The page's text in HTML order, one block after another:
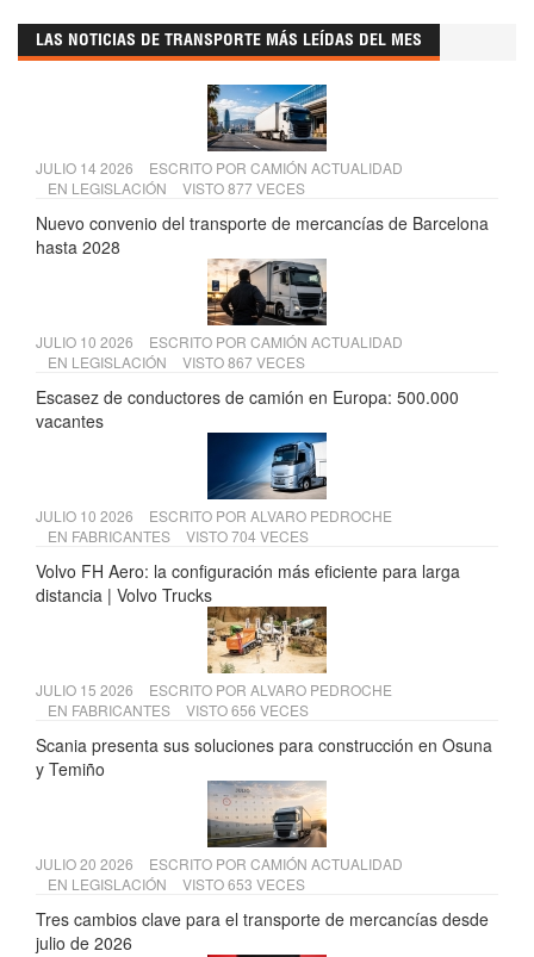
LAS NOTICIAS DE TRANSPORTE MÁS LEÍDAS DEL MES
JULIO 14 2026 ESCRITO POR CAMIÓN ACTUALIDAD
EN LEGISLACIÓN VISTO 877 VECES
Nuevo convenio del transporte de mercancías de Barcelona
hasta 2028
JULIO 10 2026 ESCRITO POR CAMIÓN ACTUALIDAD
EN LEGISLACIÓN VISTO 867 VECES
Escasez de conductores de camión en Europa: 500.000
vacantes
JULIO 10 2026 ESCRITO POR ALVARO PEDROCHE
EN FABRICANTES VISTO 704 VECES
Volvo FH Aero: la configuración más eficiente para larga
distancia | Volvo Trucks
JULIO 15 2026 ESCRITO POR ALVARO PEDROCHE
EN FABRICANTES VISTO 656 VECES
Scania presenta sus soluciones para construcción en Osuna
y Temiño
JULIO 20 2026 ESCRITO POR CAMIÓN ACTUALIDAD
EN LEGISLACIÓN VISTO 653 VECES
Tres cambios clave para el transporte de mercancías desde
julio de 2026